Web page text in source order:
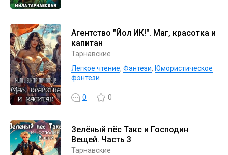
Агентство "Йол ИК!". Маг, красотка и
капитан
Тарнавские
Легкое чтение, Фэнтези, Юмористическое
фэнтези
0 0
Зелёный пёс Такс и Господин
Вещей. Часть 3
Тарнавские